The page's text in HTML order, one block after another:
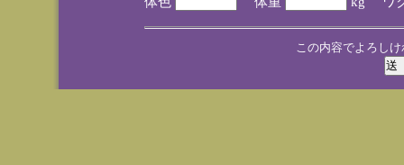
この内容でよろし